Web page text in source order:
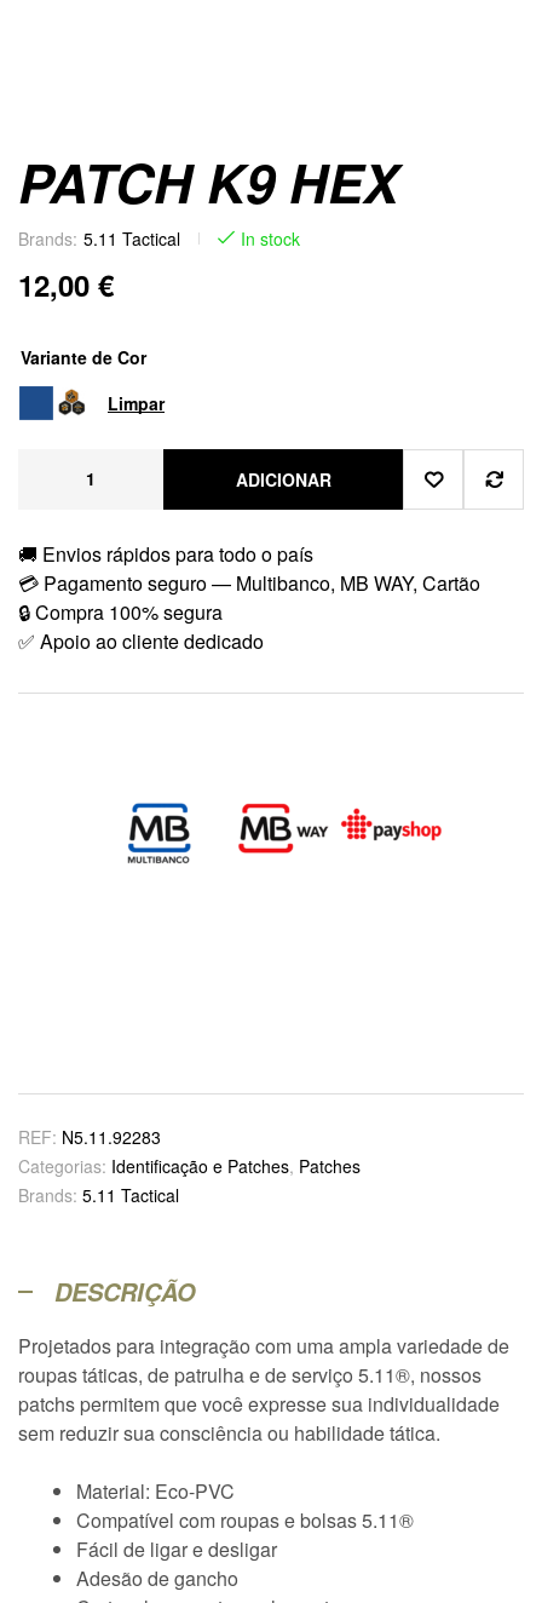
PATCH K9 HEX
Brands: 5.11 Tactical In stock
12,00 €
Variante de Cor
Limpar
ADICIONAR
🚚 Envios rápidos para todo o país
💳 Pagamento seguro — Multibanco, MB WAY, Cartão
🔒 Compra 100% segura
✅ Apoio ao cliente dedicado
REF: N5.11.92283
Categorias: Identificação e Patches, Patches
Brands: 5.11 Tactical
DESCRIÇÃO
Projetados para integração com uma ampla variedade de
roupas táticas, de patrulha e de serviço 5.11®, nossos
patchs permitem que você expresse sua individualidade
sem reduzir sua consciência ou habilidade tática.
Material: Eco-PVC
Compatível com roupas e bolsas 5.11®
Fácil de ligar e desligar
Adesão de gancho